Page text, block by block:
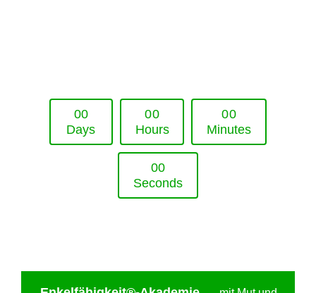
00
Days
00
Hours
00
Minutes
00
Seconds